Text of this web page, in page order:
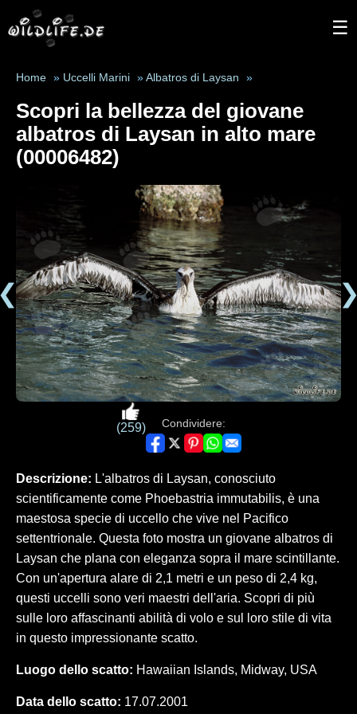
☰
Home » Uccelli Marini » Albatros di Laysan »
Scopri la bellezza del giovane
albatros di Laysan in alto mare
(00006482)
(259) Condividere:
Descrizione: L'albatros di Laysan, conosciuto
scientificamente come Phoebastria immutabilis, è una
maestosa specie di uccello che vive nel Pacifico
settentrionale. Questa foto mostra un giovane albatros di
Laysan che plana con eleganza sopra il mare scintillante.
Con un'apertura alare di 2,1 metri e un peso di 2,4 kg,
questi uccelli sono veri maestri dell'aria. Scopri di più
sulle loro affascinanti abilità di volo e sul loro stile di vita
in questo impressionante scatto.
Luogo dello scatto: Hawaiian Islands, Midway, USA
Data dello scatto: 17.07.2001